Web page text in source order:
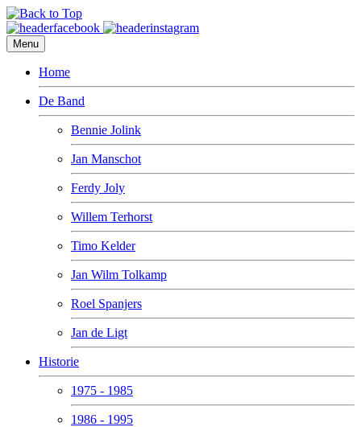
Menu
Home
De Band
Bennie Jolink
Jan Manschot
Ferdy Joly
Willem Terhorst
Timo Kelder
Jan Wilm Tolkamp
Roel Spanjers
Jan de Ligt
Historie
1975 - 1985
1986 - 1995